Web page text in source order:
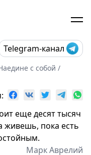
Telegram-канал
с собой /
еще десят тысяч
живешь, пока есть
Марк Аврелий